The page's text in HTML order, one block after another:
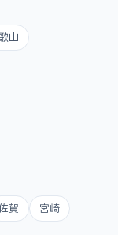
山
賀 宮崎